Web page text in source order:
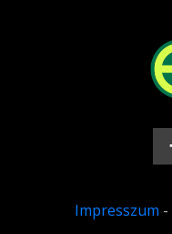
Impresszum -